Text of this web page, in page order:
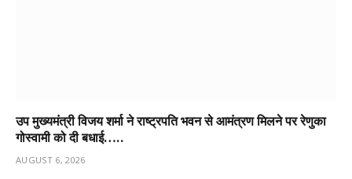
उप मुख्यमंत्री विजय शर्मा ने राष्ट्रपति भवन से आमंत्रण मिलने पर रेणुका
गोस्वामी को दी बधाई…..
AUGUST 6, 2026